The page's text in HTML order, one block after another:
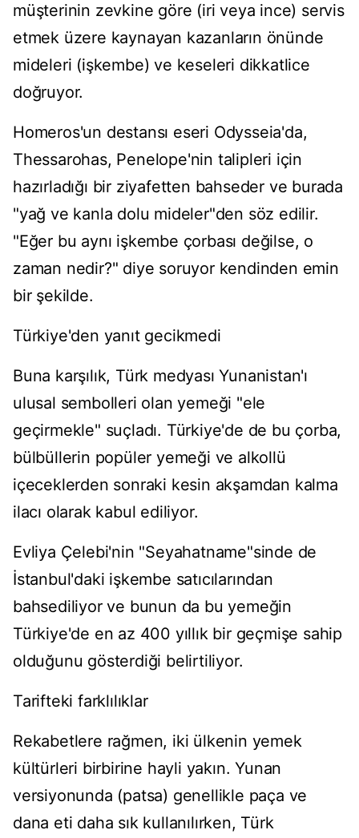
müşterinin zevkine göre (iri veya ince) servis
etmek üzere kaynayan kazanların önünde
mideleri (işkembe) ve keseleri dikkatlice
doğruyor.
Homeros'un destansı eseri Odysseia'da,
Thessarohas, Penelope'nin talipleri için
hazırladığı bir ziyafetten bahseder ve burada
"yağ ve kanla dolu mideler"den söz edilir.
"Eğer bu aynı işkembe çorbası değilse, o
zaman nedir?" diye soruyor kendinden emin
bir şekilde.
Türkiye'den yanıt gecikmedi
Buna karşılık, Türk medyası Yunanistan'ı
ulusal sembolleri olan yemeği "ele
geçirmekle" suçladı. Türkiye'de de bu çorba,
bülbüllerin popüler yemeği ve alkollü
içeceklerden sonraki kesin akşamdan kalma
ilacı olarak kabul ediliyor.
Evliya Çelebi'nin "Seyahatname"sinde de
İstanbul'daki işkembe satıcılarından
bahsediliyor ve bunun da bu yemeğin
Türkiye'de en az 400 yıllık bir geçmişe sahip
olduğunu gösterdiği belirtiliyor.
Tarifteki farklılıklar
Rekabetlere rağmen, iki ülkenin yemek
kültürleri birbirine hayli yakın. Yunan
versiyonunda (patsa) genellikle paça ve
dana eti daha sık kullanılırken, Türk